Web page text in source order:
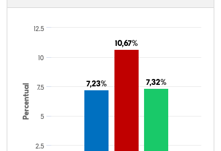
Percentual 7,23%
7,23%
10,67%
10,67%
7,32%
7,32%
2.5
5
7.5
10
12.5